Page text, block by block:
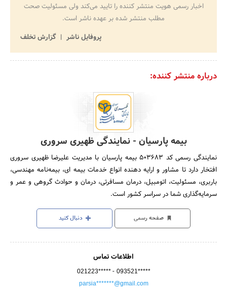
اخبار رسمی هویت منتشر کننده را تایید می‌کند ولی مسئولیت صحت
مطلب منتشر شده بر عهده ناشر است.
پروفایل ناشر
گزارش تخلف
درباره منتشر کننده:
بیمه پارسیان - نمایندگی ظهیری سروری
نمایندگی رسمی کد 503683 بیمه پارسیان با مدیریت علیرضا ظهیری‌ سروری
افتخار دارد تا مشاور و ارایه‌ دهنده‌ انواع‌ خدمات بیمه ای، بیمه‌نامه‌ مهندسی،
باربری، مسئولیت، اتومبیل، درمان‌ مسافرتی، درمان‌ و حوادث‌ گروهی و عمر و
سرمایه‌گذاری شما در سراسر کشور است.
صفحه رسمی دنبال کنید
اطلاعات تماس
021223***** - 093521*****
parsia*******@gmail.com